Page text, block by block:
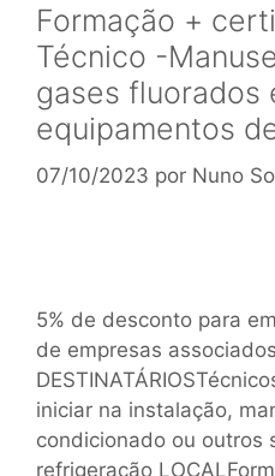
Formação +
Técnico -
gases fluorados
equipamentos
07/10/2023 por Nuno
5% de desconto para
de empresas
iniciar na instalação,
condicionado ou outros
refrigeração